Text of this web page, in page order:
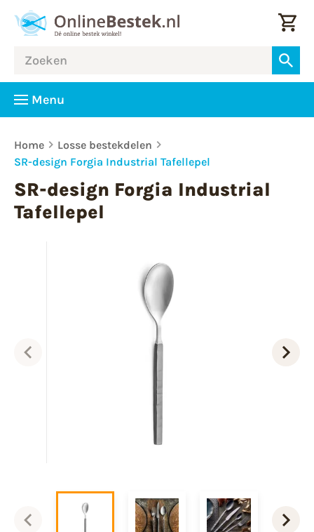
Menu
Home
Losse bestekdelen
SR-design Forgia Industrial Tafellepel
SR-design Forgia Industrial
Tafellepel